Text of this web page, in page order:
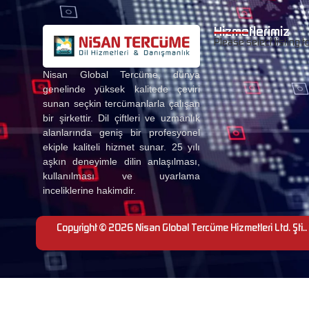
Nisan Global Tercüme, dünya
genelinde yüksek kalitede çeviri
sunan seçkin tercümanlarla çalışan
bir şirkettir. Dil çiftleri ve uzmanlık
alanlarında geniş bir profesyonel
ekiple kaliteli hizmet sunar. 25 yılı
aşkın deneyimle dilin anlaşılması,
kullanılması ve uyarlama
inceliklerine hakimdir.
Hizmetlerimiz
Please select listing
Copyright © 2026 Nisan Global Tercüme Hizmetleri Ltd. Şti..